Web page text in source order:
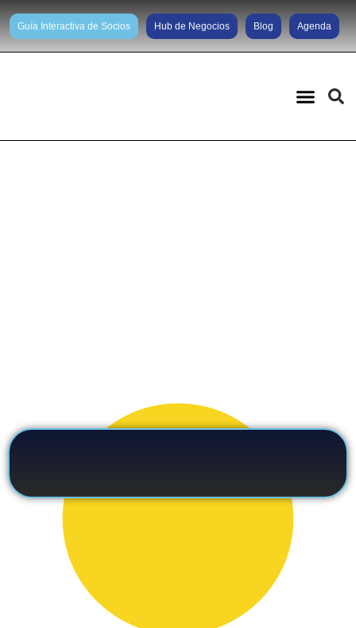
Guía Interactiva de Socios Hub de Negocios Blog Agenda